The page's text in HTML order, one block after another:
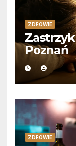
ZDROWIE
Poznań
ZDROWIE